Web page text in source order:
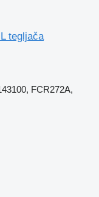
tegljača
FCR272A,